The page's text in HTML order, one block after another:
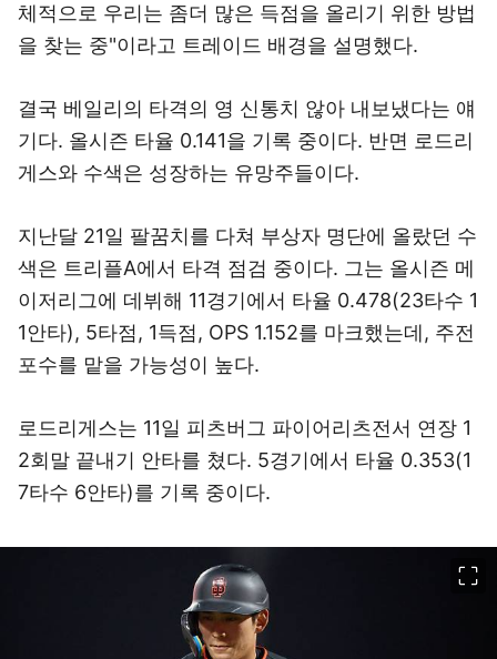
체적으로 우리는 좀더 많은 득점을 올리기 위한 방법
을 찾는 중"이라고 트레이드 배경을 설명했다.
결국 베일리의 타격의 영 신통치 않아 내보냈다는 얘
기다. 올시즌 타율 0.141을 기록 중이다. 반면 로드리
게스와 수색은 성장하는 유망주들이다.
지난달 21일 팔꿈치를 다쳐 부상자 명단에 올랐던 수
색은 트리플A에서 타격 점검 중이다. 그는 올시즌 메
이저리그에 데뷔해 11경기에서 타율 0.478(23타수 1
1안타), 5타점, 1득점, OPS 1.152를 마크했는데, 주전
포수를 맡을 가능성이 높다.
로드리게스는 11일 피츠버그 파이어리츠전서 연장 1
2회말 끝내기 안타를 쳤다. 5경기에서 타율 0.353(1
7타수 6안타)를 기록 중이다.